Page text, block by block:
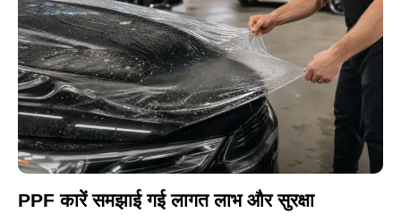
PPF कारें समझाई गई लागत लाभ और सुरक्षा